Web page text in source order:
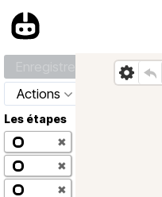
Actions
Les étapes
✖
✖
✖